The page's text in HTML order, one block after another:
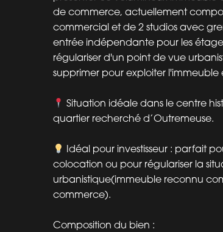
de commerce, actuellement
commercial et de 2 studios avec
entrée indépendante pour les
régulariser d'un point de vue
supprimer pour exploiter
Situation idéale dans le centre
quartier recherché d’Outremeuse.
Idéal pour investisseur : parfait
colocation ou pour régulariser la
urbanistique(immeuble reconnu
commerce).
Composition du bien :